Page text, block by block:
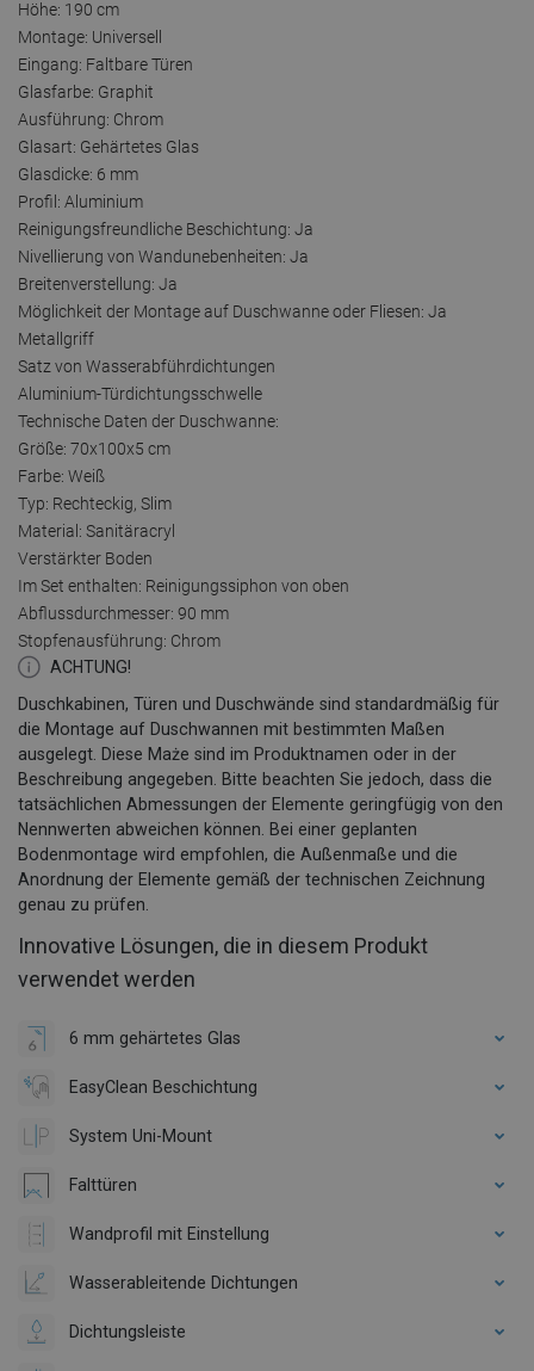
Höhe: 190 cm
Montage: Universell
Eingang: Faltbare Türen
Glasfarbe: Graphit
Ausführung: Chrom
Glasart: Gehärtetes Glas
Glasdicke: 6 mm
Profil: Aluminium
Reinigungsfreundliche Beschichtung: Ja
Nivellierung von Wandunebenheiten: Ja
Breitenverstellung: Ja
Möglichkeit der Montage auf Duschwanne oder Fliesen: Ja
Metallgriff
Satz von Wasserabführdichtungen
Aluminium-Türdichtungsschwelle
Technische Daten der Duschwanne:
Größe: 70x100x5 cm
Farbe: Weiß
Typ: Rechteckig, Slim
Material: Sanitäracryl
Verstärkter Boden
Im Set enthalten: Reinigungssiphon von oben
Abflussdurchmesser: 90 mm
Stopfenausführung: Chrom
ACHTUNG!
Duschkabinen, Türen und Duschwände sind standardmäßig für
die Montage auf Duschwannen mit bestimmten Maßen
ausgelegt. Diese Maże sind im Produktnamen oder in der
Beschreibung angegeben. Bitte beachten Sie jedoch, dass die
tatsächlichen Abmessungen der Elemente geringfügig von den
Nennwerten abweichen können. Bei einer geplanten
Bodenmontage wird empfohlen, die Außenmaße und die
Anordnung der Elemente gemäß der technischen Zeichnung
genau zu prüfen.
Innovative Lösungen, die in diesem Produkt
verwendet werden
6 mm gehärtetes Glas
EasyClean Beschichtung
System Uni-Mount
Falttüren
Wandprofil mit Einstellung
Wasserableitende Dichtungen
Dichtungsleiste